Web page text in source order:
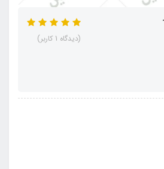
(دیدگاه 1 کاربر)